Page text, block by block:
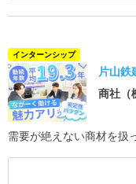
インターンシップ
片山鉄
商社（
需要が絶えない商材を